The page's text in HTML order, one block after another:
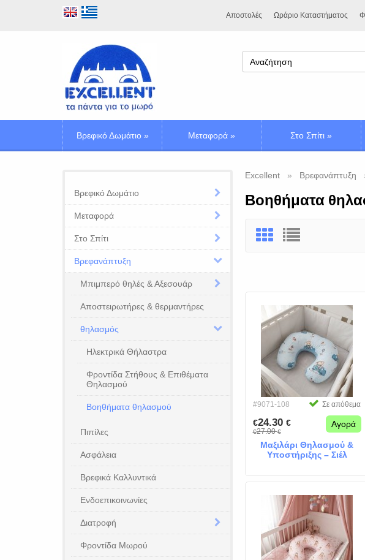
Αποστολές Ωράριο Καταστήματος
Βρεφικό Δωμάτιο» Μεταφορά » Στο Σπίτι »
Excellent Βρεφανάπτυξη
Βοηθήματα
#9071-108 Σε απόθεμα
€24.30 €
€27.00€
Αγορά
Μαξιλάρι Θηλασμού &
Υποστήριξης – Σιέλ
Βρεφικό Δωμάτιο
Μεταφορά
Στο Σπίτι
Βρεφανάπτυξη
Μπιμπερό θηλές & Αξεσουάρ
Αποστειρωτήρες & θερμαντήρες
θηλασμός
Ηλεκτρικά Θήλαστρα
Φροντίδα Στήθους & Επιθέματα
Θηλασμού
Βοηθήματα θηλασμού
Πιπίλες
Ασφάλεια
Βρεφικά Καλλυντικά
Ενδοεπικοινωνίες
Διατροφή
Φροντίδα Μωρού